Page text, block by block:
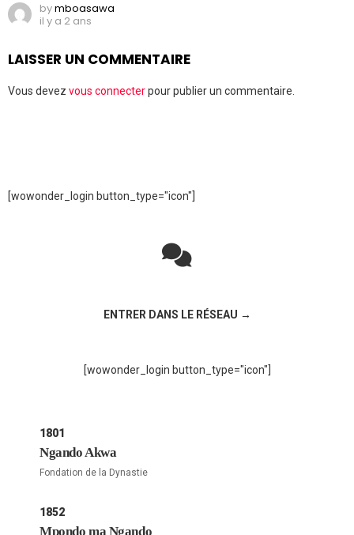
bymboasawa
il y a 2 ans
LAISSER UN COMMENTAIRE
Vous devez vous connecterpour publier un commentaire.
[wowonder_login button_type="icon"]
ENTRER DANS LE RÉSEAU →
[wowonder_login button_type="icon"]
1801
Ngando Akwa
Fondation de la Dynastie
1852
Mpondo ma Ngando